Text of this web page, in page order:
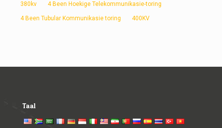
380kv 4 Been Hoekige Telekommunikasie-toring
4 Been Tubular Kommunikasie toring 400KV
Taal